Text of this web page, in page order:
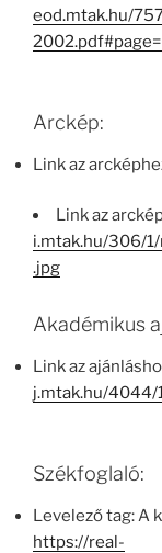
eod.mtak.hu/
Arckép:
Link az
Link az
i.mtak.hu/306/
.jpg
Akadémikus
Link az
j.mtak.hu/4044/
Székfoglaló:
Levelező tag: A
https://real-